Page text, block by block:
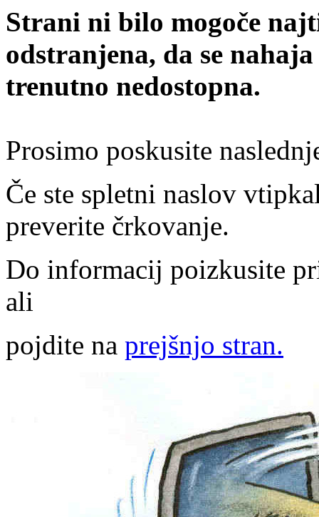
Strani ni bilo mogoče
odstranjena, da se
trenutno nedostopna.
Prosimo poskusite
Če ste spletni naslov
preverite črkovanje.
Do informacij poizkusite
ali
pojdite na prejšnjo stran.